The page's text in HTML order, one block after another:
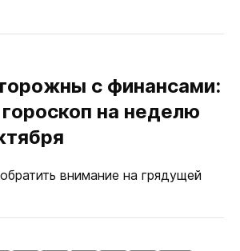
с финансами:
на неделю
внимание на грядущей